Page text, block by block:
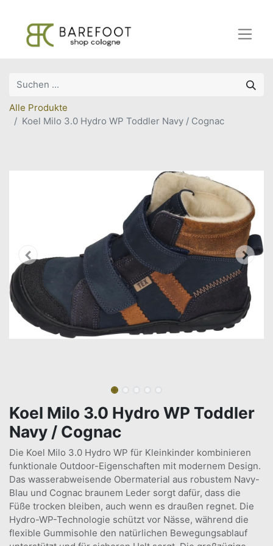
Alle Produkte
Koel Milo 3.0 Hydro WP Toddler Navy / Cognac
Koel Milo 3.0 Hydro WP Toddler
Navy / Cognac
Die Koel Milo 3.0 Hydro WP für Kleinkinder kombinieren
funktionale Outdoor-Eigenschaften mit modernem Design.
Das wasserabweisende Obermaterial aus robustem Navy-
Blau und Cognac braunem Leder sorgt dafür, dass die
Füße trocken bleiben, auch wenn es draußen regnet. Die
Hydro-WP-Technologie schützt vor Nässe, während die
flexible Gummisohle den natürlichen Bewegungsablauf